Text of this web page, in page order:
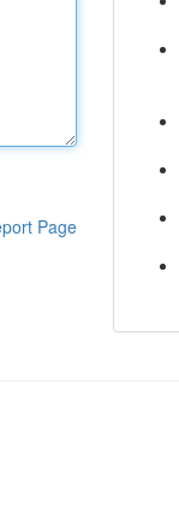
Page